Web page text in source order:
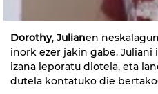
Dorothy, Julianen
inork ezer jakin gabe.
izana leporatu diotela, eta
dutela kontatuko die